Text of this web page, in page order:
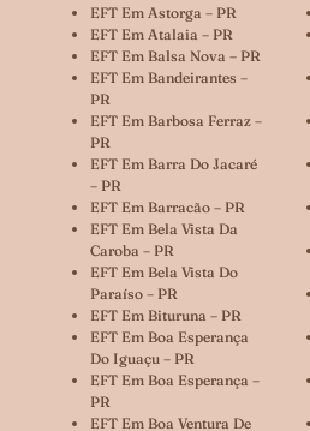
EFT Em Astorga – PR
EFT Em Atalaia – PR
EFT Em Balsa Nova – PR
EFT Em Bandeirantes –
PR
EFT Em Barbosa Ferraz –
PR
EFT Em Barra Do Jacaré
– PR
EFT Em Barracão – PR
EFT Em Bela Vista Da
Caroba – PR
EFT Em Bela Vista Do
Paraíso – PR
EFT Em Bituruna – PR
EFT Em Boa Esperança
Do Iguaçu – PR
EFT Em Boa Esperança –
PR
EFT Em Boa Ventura De